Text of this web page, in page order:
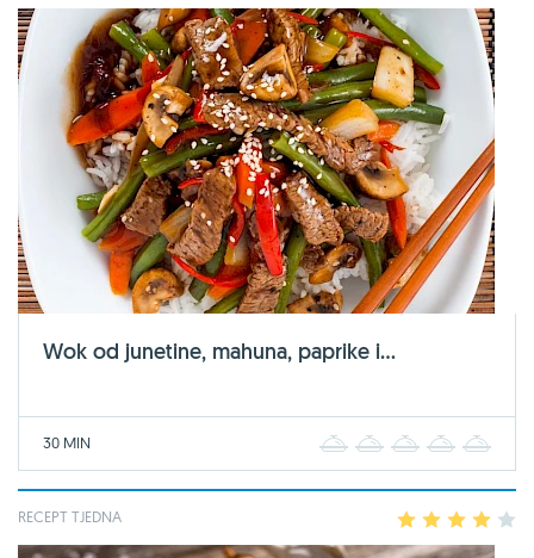
Wok od junetine, mahuna, paprike i...
30 MIN 2 3 4
RECEPT TJEDNA 2 3 4